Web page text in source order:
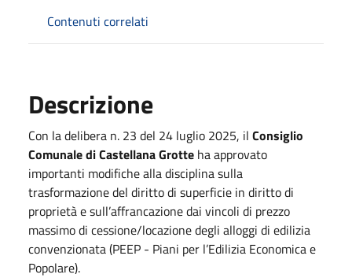
Contenuti correlati
Descrizione
Con la delibera n. 23 del 24 luglio 2025, il Consiglio
Comunale di Castellana Grotte ha approvato
importanti modifiche alla disciplina sulla
trasformazione del diritto di superficie in diritto di
proprietà e sull’affrancazione dai vincoli di prezzo
massimo di cessione/locazione degli alloggi di edilizia
convenzionata (PEEP - Piani per l’Edilizia Economica e
Popolare).